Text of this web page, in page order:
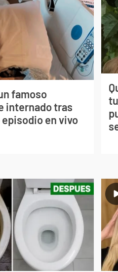
famoso
internado tras
en vivo